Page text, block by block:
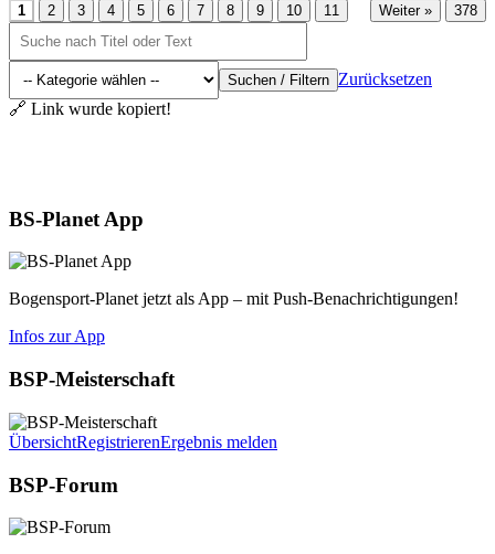
1 2 3 4 5 6 7 8 9 10 11 Weiter » 378
Suchen / Filtern Zurücksetzen
🔗 Link wurde kopiert!
BS-Planet App
Bogensport-Planet jetzt als App – mit Push-Benachrichtigungen!
Infos zur App
BSP-Meisterschaft
ÜbersichtRegistrierenErgebnis melden
BSP-Forum